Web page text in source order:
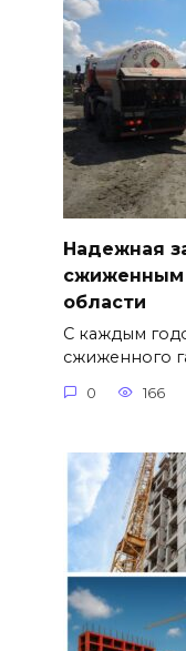
Надежная
сжиженным
области
С каждым
сжиженного
0 166